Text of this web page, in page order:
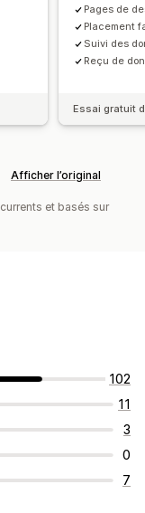
par e-mailPages de
Placement
Suivi des
Reçu de
Essai gratuit
Afficher l’original
et basés sur
102
11
3
0
7